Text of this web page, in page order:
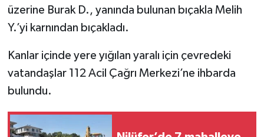
üzerine Burak D., yanında bulunan bıçakla Melih
Y.’yi karnından bıçakladı.
Kanlar içinde yere yığılan yaralı için çevredeki
vatandaşlar 112 Acil Çağrı Merkezi’ne ihbarda
bulundu.